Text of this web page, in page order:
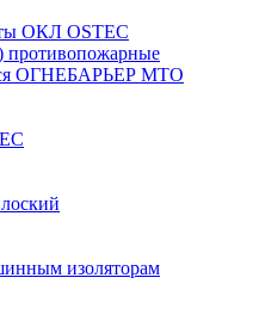
ОКЛ OSTEC
противопожарные
ОГНЕБАРЬЕР МТО
изоляторам